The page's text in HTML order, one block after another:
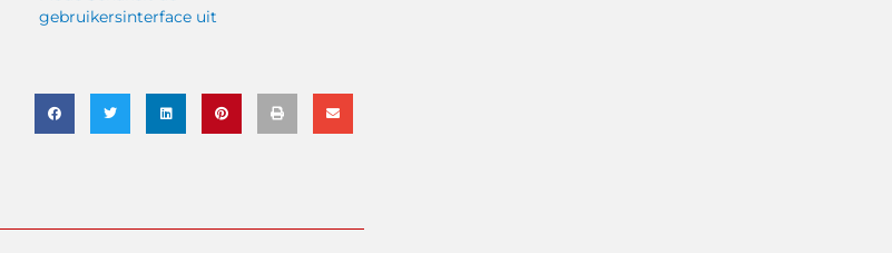
gebruikersinterface uit